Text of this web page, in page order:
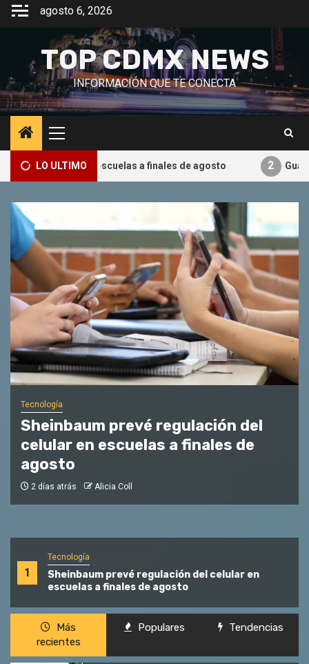
Saltar
agosto 6, 2026
TOP CDMX NEWS
INFORMACIÓN QUE TE CONECTA
Menú
principal
LO ULTIMO
en escuelas a finales de agosto 2 Guatemala
1
Tecnología
Sheinbaum prevé regulación del celular en
escuelas a finales de agosto
Economía
Guatemala declara alerta máxima
en zona aledaña al volcán de
Fuego
2 días atrás Manuel Ordoñez
Más
recientes
Populares Tendencias